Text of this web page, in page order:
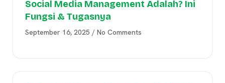
Social Media Management Adalah? Ini
Fungsi & Tugasnya
September 16, 2025 No Comments